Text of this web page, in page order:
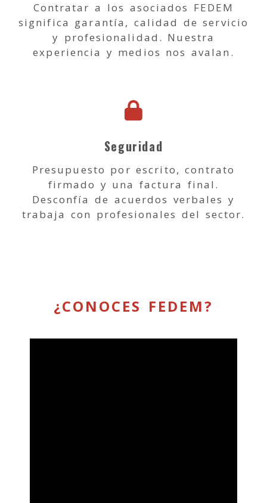
Contratar a los asociados FEDEM
significa garantía, calidad de servicio
y profesionalidad. Nuestra
experiencia y medios nos avalan.
Seguridad
Presupuesto por escrito, contrato
firmado y una factura final.
Desconfía de acuerdos verbales y
trabaja con profesionales del sector.
¿CONOCES FEDEM?